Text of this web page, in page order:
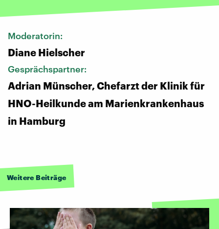
Moderatorin:
Diane Hielscher
Gesprächspartner:
Adrian Münscher, Chefarzt der Klinik für
HNO-Heilkunde am Marienkrankenhaus
in Hamburg
Weitere Beiträge